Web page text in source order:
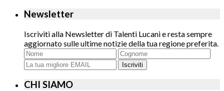
Newsletter
Iscriviti alla Newsletter di Talenti Lucani e resta sempre
aggiornato sulle ultime notizie della tua regione preferita.
Iscriviti
CHI SIAMO